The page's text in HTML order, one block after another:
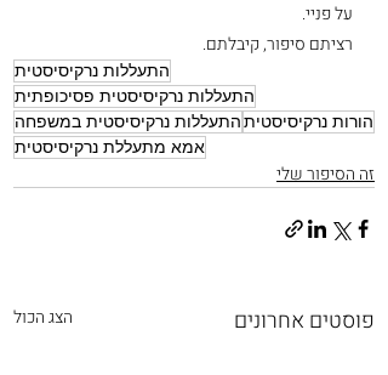
על פניי.
רציתם סיפור, קיבלתם.
התעללות נרקיסיסטית
התעללות נרקיסיסטית פסיכופתית
הורות נרקיסיסטיתהתעללות נרקיסיסטית במשפחה
אמא מתעללת נרקיסיסטית
זה הסיפור שלי
פוסטים אחרונים הצג הכול